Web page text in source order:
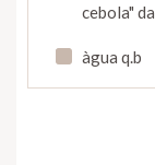
cebola"
àgua q.b